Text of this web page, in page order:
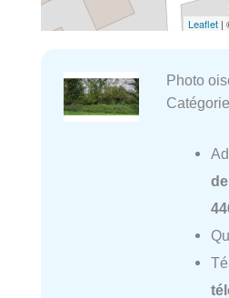
Leaflet |
Photo